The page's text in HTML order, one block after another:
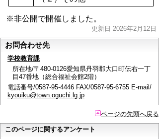
※非公開で開催しました。
更新日 2026年2月12日
お問合わせ先
学校教育課
所在地/〒480-0126愛知県丹羽郡大口町伝右一丁
目47番地（総合福祉会館2階）
電話番号/0587-95-4446 FAX/0587-95-6755 E-mail/
kyouiku@town.oguchi.lg.jp
ページの先頭へ戻る
このページに関するアンケート